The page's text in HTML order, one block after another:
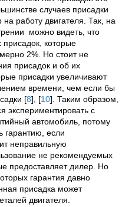
случаев присадки
работу двигателя. Так, на
можно видеть, что
которые
2%. Но стоит не
присадок и об их
присадки увеличивают
времени, чем если бы
[8], [10]. Таким образом,
экспериментировать с
автомобиль, потому
гарантию, если
неправильную
не рекомендуемых
предоставляет дилер. Но
гарантия давно
присадка может
двигателя.